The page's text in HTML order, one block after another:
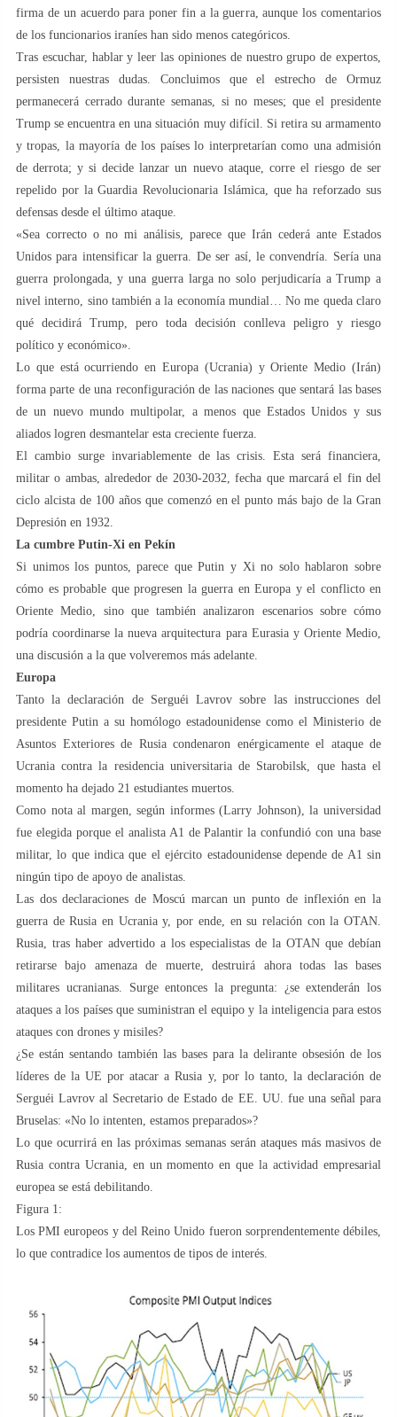
firma de un acuerdo para poner fin a la guerra, aunque los comentarios
de los funcionarios iraníes han sido menos categóricos.
Tras escuchar, hablar y leer las opiniones de nuestro grupo de expertos,
persisten nuestras dudas. Concluimos que el estrecho de Ormuz
permanecerá cerrado durante semanas, si no meses; que el presidente
Trump se encuentra en una situación muy difícil. Si retira su armamento
y tropas, la mayoría de los países lo interpretarían como una admisión
de derrota; y si decide lanzar un nuevo ataque, corre el riesgo de ser
repelido por la Guardia Revolucionaria Islámica, que ha reforzado sus
defensas desde el último ataque.
«Sea correcto o no mi análisis, parece que Irán cederá ante Estados
Unidos para intensificar la guerra. De ser así, le convendría. Sería una
guerra prolongada, y una guerra larga no solo perjudicaría a Trump a
nivel interno, sino también a la economía mundial… No me queda claro
qué decidirá Trump, pero toda decisión conlleva peligro y riesgo
político y económico».
Lo que está ocurriendo en Europa (Ucrania) y Oriente Medio (Irán)
forma parte de una reconfiguración de las naciones que sentará las bases
de un nuevo mundo multipolar, a menos que Estados Unidos y sus
aliados logren desmantelar esta creciente fuerza.
El cambio surge invariablemente de las crisis. Esta será financiera,
militar o ambas, alrededor de 2030-2032, fecha que marcará el fin del
ciclo alcista de 100 años que comenzó en el punto más bajo de la Gran
Depresión en 1932.
La cumbre Putin-Xi en Pekín
Si unimos los puntos, parece que Putin y Xi no solo hablaron sobre
cómo es probable que progresen la guerra en Europa y el conflicto en
Oriente Medio, sino que también analizaron escenarios sobre cómo
podría coordinarse la nueva arquitectura para Eurasia y Oriente Medio,
una discusión a la que volveremos más adelante.
Europa
Tanto la declaración de Serguéi Lavrov sobre las instrucciones del
presidente Putin a su homólogo estadounidense como el Ministerio de
Asuntos Exteriores de Rusia condenaron enérgicamente el ataque de
Ucrania contra la residencia universitaria de Starobilsk, que hasta el
momento ha dejado 21 estudiantes muertos.
Como nota al margen, según informes (Larry Johnson), la universidad
fue elegida porque el analista A1 de Palantir la confundió con una base
militar, lo que indica que el ejército estadounidense depende de A1 sin
ningún tipo de apoyo de analistas.
Las dos declaraciones de Moscú marcan un punto de inflexión en la
guerra de Rusia en Ucrania y, por ende, en su relación con la OTAN.
Rusia, tras haber advertido a los especialistas de la OTAN que debían
retirarse bajo amenaza de muerte, destruirá ahora todas las bases
militares ucranianas. Surge entonces la pregunta: ¿se extenderán los
ataques a los países que suministran el equipo y la inteligencia para estos
ataques con drones y misiles?
¿Se están sentando también las bases para la delirante obsesión de los
líderes de la UE por atacar a Rusia y, por lo tanto, la declaración de
Serguéi Lavrov al Secretario de Estado de EE. UU. fue una señal para
Bruselas: «No lo intenten, estamos preparados»?
Lo que ocurrirá en las próximas semanas serán ataques más masivos de
Rusia contra Ucrania, en un momento en que la actividad empresarial
europea se está debilitando.
Figura 1:
Los PMI europeos y del Reino Unido fueron sorprendentemente débiles,
lo que contradice los aumentos de tipos de interés.